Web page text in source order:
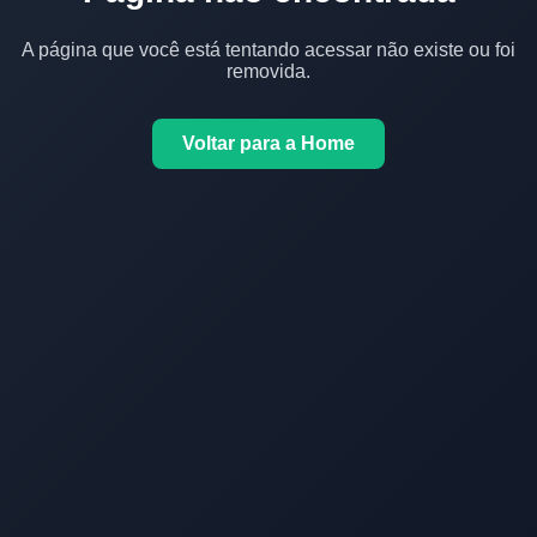
A página que você está tentando acessar não existe ou foi
removida.
Voltar para a Home